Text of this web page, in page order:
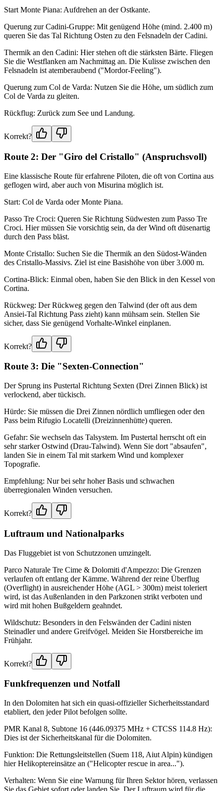
Start Monte Piana: Aufdrehen an der Ostkante.
Querung zur Cadini-Gruppe: Mit genügend Höhe (mind. 2.400 m)
queren Sie das Tal Richtung Osten zu den Felsnadeln der Cadini.
Thermik an den Cadini: Hier stehen oft die stärksten Bärte. Fliegen
Sie die Westflanken am Nachmittag an. Die Kulisse zwischen den
Felsnadeln ist atemberaubend ("Mordor-Feeling").
Querung zum Col de Varda: Nutzen Sie die Höhe, um südlich zum
Col de Varda zu gleiten.
Rückflug: Zurück zum See und Landung.
Korrekt?
Route 2: Der "Giro del Cristallo" (Anspruchsvoll)
Eine klassische Route für erfahrene Piloten, die oft von Cortina aus
geflogen wird, aber auch von Misurina möglich ist.
Start: Col de Varda oder Monte Piana.
Passo Tre Croci: Queren Sie Richtung Südwesten zum Passo Tre
Croci. Hier müssen Sie vorsichtig sein, da der Wind oft düsenartig
durch den Pass bläst.
Monte Cristallo: Suchen Sie die Thermik an den Südost-Wänden
des Cristallo-Massivs. Ziel ist eine Basishöhe von über 3.000 m.
Cortina-Blick: Einmal oben, haben Sie den Blick in den Kessel von
Cortina.
Rückweg: Der Rückweg gegen den Talwind (der oft aus dem
Ansiei-Tal Richtung Pass zieht) kann mühsam sein. Stellen Sie
sicher, dass Sie genügend Vorhalte-Winkel einplanen.
Korrekt?
Route 3: Die "Sexten-Connection"
Der Sprung ins Pustertal Richtung Sexten (Drei Zinnen Blick) ist
verlockend, aber tückisch.
Hürde: Sie müssen die Drei Zinnen nördlich umfliegen oder den
Pass beim Rifugio Locatelli (Dreizinnenhütte) queren.
Gefahr: Sie wechseln das Talsystem. Im Pustertal herrscht oft ein
sehr starker Ostwind (Drau-Talwind). Wenn Sie dort "absaufen",
landen Sie in einem Tal mit starkem Wind und komplexer
Topografie.
Empfehlung: Nur bei sehr hoher Basis und schwachen
überregionalen Winden versuchen.
Korrekt?
Luftraum und Nationalparks
Das Fluggebiet ist von Schutzzonen umzingelt.
Parco Naturale Tre Cime & Dolomiti d'Ampezzo: Die Grenzen
verlaufen oft entlang der Kämme. Während der reine Überflug
(Overflight) in ausreichender Höhe (AGL > 300m) meist toleriert
wird, ist das Außenlanden in den Parkzonen strikt verboten und
wird mit hohen Bußgeldern geahndet.
Wildschutz: Besonders in den Felswänden der Cadini nisten
Steinadler und andere Greifvögel. Meiden Sie Horstbereiche im
Frühjahr.
Korrekt?
Funkfrequenzen und Notfall
In den Dolomiten hat sich ein quasi-offizieller Sicherheitsstandard
etabliert, den jeder Pilot befolgen sollte.
PMR Kanal 8, Subtone 16 (446.09375 MHz + CTCSS 114.8 Hz):
Dies ist der Sicherheitskanal für die Dolomiten.
Funktion: Die Rettungsleitstellen (Suem 118, Aiut Alpin) kündigen
hier Helikoptereinsätze an ("Helicopter rescue in area...").
Verhalten: Wenn Sie eine Warnung für Ihren Sektor hören, verlassen
Sie das Gebiet sofort oder landen Sie. Der Luftraum wird für die